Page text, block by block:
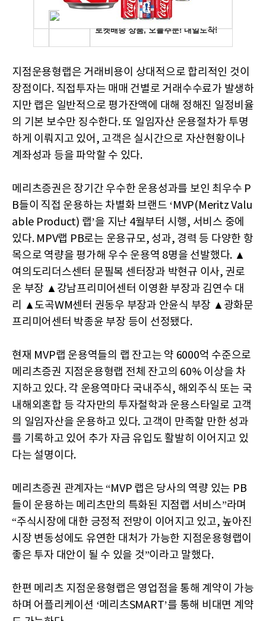
지점운용형랩은 거래비용이 상대적으로 합리적인 것이
장점이다. 직접투자는 매매 건별로 거래수수료가 발생하
지만 랩은 일반적으로 평가잔액에 대해 정해진 일정비율
의 기본 보수만 징수한다. 또 일임자산 운용절차가 투명
하게 이뤄지고 있어, 고객은 실시간으로 자산현황이나
계좌성과 등을 파악할 수 있다.
메리츠증권은 장기간 우수한 운용성과를 보인 최우수 P
B들이 직접 운용하는 차별화 브랜드 ‘MVP(Meritz Valu
able Product) 랩’을 지난 4월부터 시행, 서비스 중에
있다. MPV랩 PB로는 운용규모, 성과, 경력 등 다양한 항
목으로 역량을 평가해 우수 운용역 8명을 선발했다. ▲
여의도리더스센터 문필복 센터장과 박현규 이사, 권로
운 부장 ▲강남프리미어센터 이영환 부장과 김연수 대
리 ▲도곡WM센터 권동우 부장과 안윤식 부장 ▲광화문
프리미어센터 박종윤 부장 등이 선정됐다.
현재 MVP랩 운용역들의 랩 잔고는 약 6000억 수준으로
메리츠증권 지점운용형랩 전체 잔고의 60% 이상을 차
지하고 있다. 각 운용역마다 국내주식, 해외주식 또는 국
내해외혼합 등 각자만의 투자철학과 운용스타일로 고객
의 일임자산을 운용하고 있다. 고객이 만족할 만한 성과
를 기록하고 있어 추가 자금 유입도 활발히 이어지고 있
다는 설명이다.
메리츠증권 관계자는 “MVP 랩은 당사의 역량 있는 PB
들이 운용하는 메리츠만의 특화된 지점랩 서비스”라며
“주식시장에 대한 긍정적 전망이 이어지고 있고, 높아진
시장 변동성에도 유연한 대처가 가능한 지점운용형랩이
좋은 투자 대안이 될 수 있을 것”이라고 말했다.
한편 메리츠 지점운용형랩은 영업점을 통해 계약이 가능
하며 어플리케이션 ‘메리츠SMART’를 통해 비대면 계약